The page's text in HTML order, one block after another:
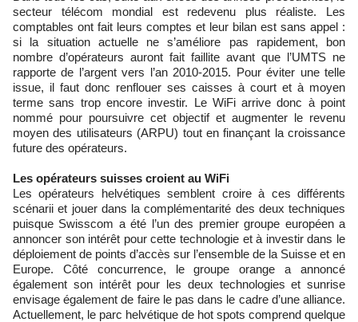
secteur télécom mondial est redevenu plus réaliste. Les
comptables ont fait leurs comptes et leur bilan est sans appel :
si la situation actuelle ne s’améliore pas rapidement, bon
nombre d’opérateurs auront fait faillite avant que l’UMTS ne
rapporte de l’argent vers l’an 2010-2015. Pour éviter une telle
issue, il faut donc renflouer ses caisses à court et à moyen
terme sans trop encore investir. Le WiFi arrive donc à point
nommé pour poursuivre cet objectif et augmenter le revenu
moyen des utilisateurs (ARPU) tout en finançant la croissance
future des opérateurs.
Les opérateurs suisses croient au WiFi
Les opérateurs helvétiques semblent croire à ces différents
scénarii et jouer dans la complémentarité des deux techniques
puisque Swisscom a été l’un des premier groupe européen a
annoncer son intérêt pour cette technologie et à investir dans le
déploiement de points d’accès sur l’ensemble de la Suisse et en
Europe. Côté concurrence, le groupe orange a annoncé
également son intérêt pour les deux technologies et sunrise
envisage également de faire le pas dans le cadre d’une alliance.
Actuellement, le parc helvétique de hot spots comprend quelque